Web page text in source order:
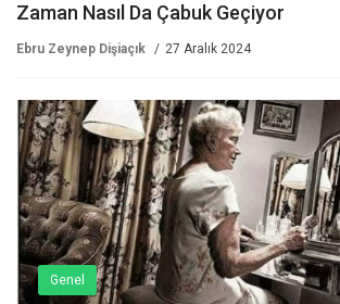
Zaman Nasıl Da Çabuk Geçiyor
Ebru Zeynep Dişiaçık 27 Aralık 2024
Genel